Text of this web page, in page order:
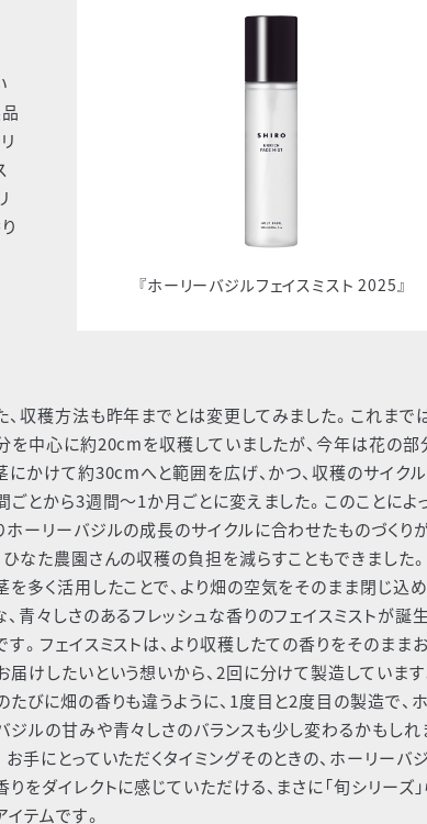
『ホーリーバジルフェイスミスト 2025』
、収穫方法も昨年までとは変更してみました。これまで
を中心に約20cmを収穫していましたが、今年は花の部
にかけて約30cmへと範囲を広げ、かつ、収穫のサイク
ごとから3週間～1か月ごとに変えました。このことによ
ホーリーバジルの成長のサイクルに合わせたものづくり
ひなた農園さんの収穫の負担を減らすこともできました
を多く活用したことで、より畑の空気をそのまま閉じ込
、青々しさのあるフレッシュな香りのフェイスミストが誕
す。フェイスミストは、より収穫したての香りをそのまま
届けしたいという想いから、2回に分けて製造していま
たびに畑の香りも違うように、1度目と2度目の製造で、
ジルの甘みや青々しさのバランスも少し変わるかもしれ
お手にとっていただくタイミングそのときの、ホーリーバ
りをダイレクトに感じていただける、まさに「旬シリーズ
イテムです。